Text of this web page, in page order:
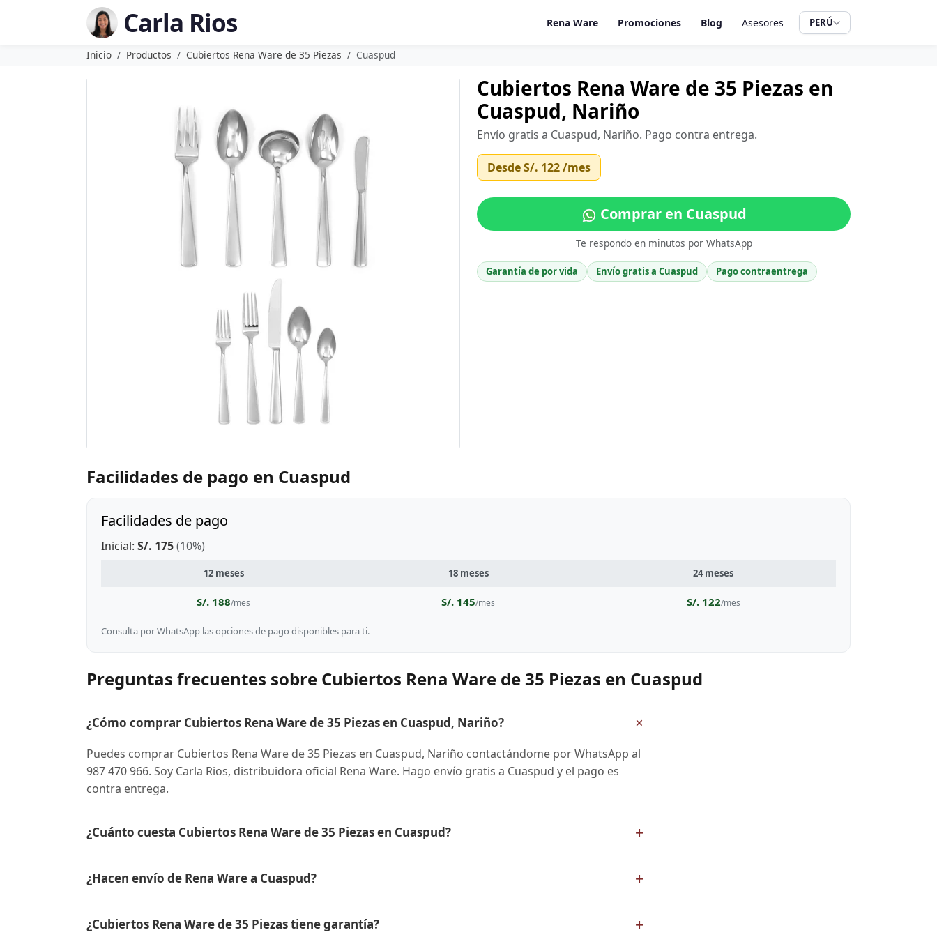
Carla Rios Rena Ware Promociones Blog Asesores PERÚ
Inicio Productos Cubiertos Rena Ware de 35 Piezas Cuaspud
Cubiertos Rena Ware de 35 Piezas en
Cuaspud, Nariño
Envío gratis a Cuaspud, Nariño. Pago contra entrega.
DesdeS/. 122/mes
Comprar en Cuaspud
Te respondo en minutos por WhatsApp
Garantía de por vida Envío gratis a Cuaspud Pago contraentrega
Facilidades de pago en Cuaspud
Facilidades de pago
Inicial: S/. 175(10%)
12 meses 18 meses 24 meses
S/. 188/mes S/. 145/mes S/. 122/mes
Consulta por WhatsApp las opciones de pago disponibles para ti.
Preguntas frecuentes sobre Cubiertos Rena Ware de 35 Piezas en Cuaspud
¿Cómo comprar Cubiertos Rena Ware de 35 Piezas en Cuaspud, Nariño? +
Puedes comprar Cubiertos Rena Ware de 35 Piezas en Cuaspud, Nariño contactándome por WhatsApp al
987 470 966. Soy Carla Rios, distribuidora oficial Rena Ware. Hago envío gratis a Cuaspud y el pago es
contra entrega.
¿Cuánto cuesta Cubiertos Rena Ware de 35 Piezas en Cuaspud? +
para conocer el precio actual, promociones disponibles y facilidades de pago en cuotas desde el 10% de
inicial.
¿Hacen envío de Rena Ware a Cuaspud? +
pago es contra entrega.
¿Cubiertos Rena Ware de 35 Piezas tiene garantía? +